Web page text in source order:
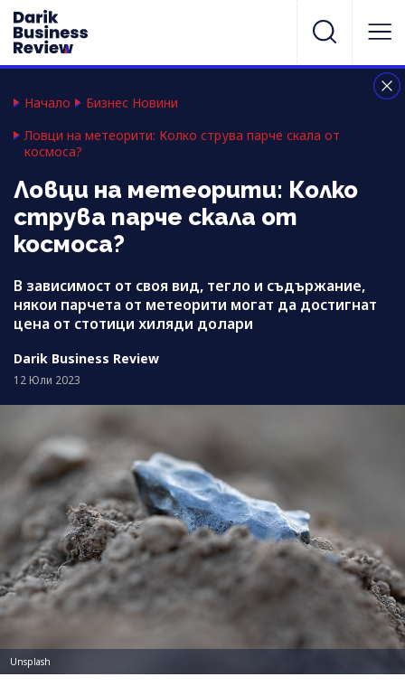
Начало
Бизнес Новини
Ловци на метеорити: Колко струва парче скала от
космоса?
Ловци на метеорити: Колко
струва парче скала от
космоса?
В зависимост от своя вид, тегло и съдържание,
някои парчета от метеорити могат да достигнат
цена от стотици хиляди долари
Darik Business Review
12 Юли 2023
Unsplash